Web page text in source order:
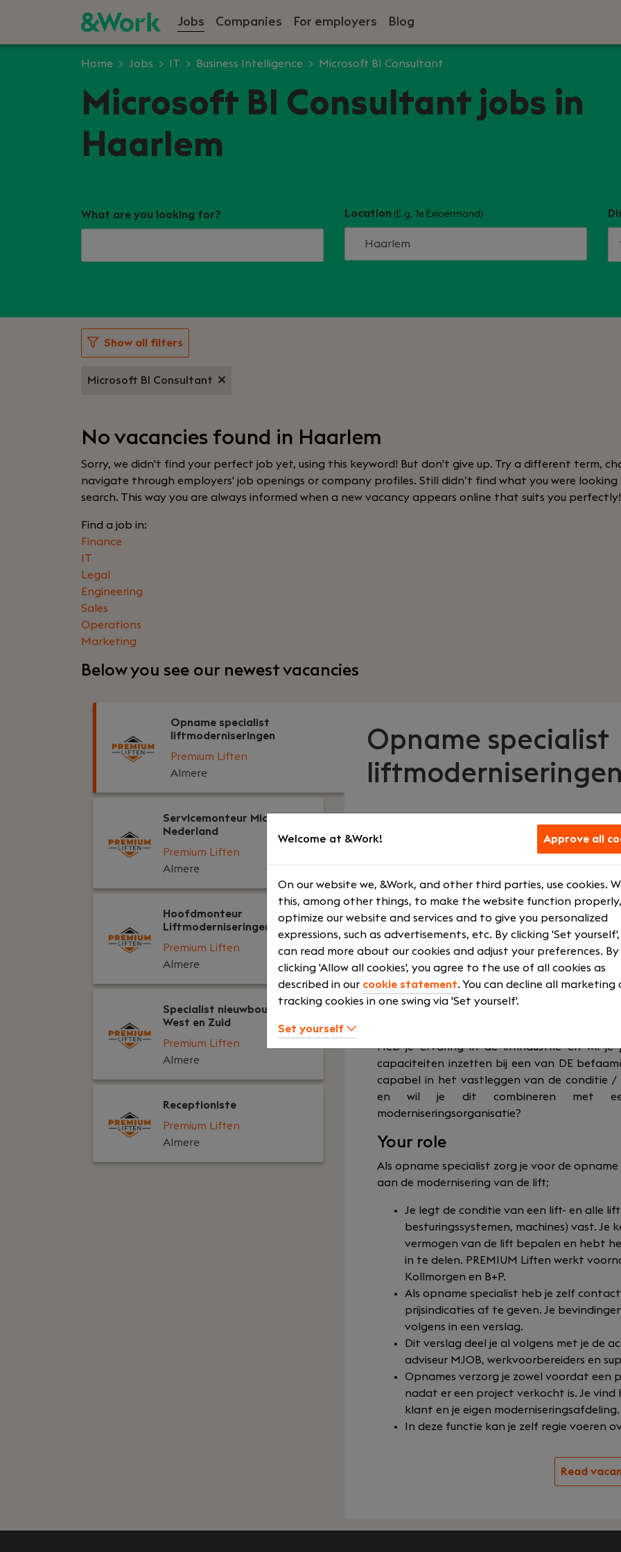
Jobs Companies For employers Blog
Home Jobs IT Business Intelligence Microsoft BI Consultant
Microsoft BI Consultant jobs in
Haarlem
What are you looking for? Location (E.g. 1e Exloërmond)
Show all filters
Microsoft BI Consultant
No vacancies found in Haarlem
Sorry, we didn't find your perfect job yet, using this keyword! But don't give up. Try a different term,
navigate through employers' job openings or company profiles. Still didn’t find what you were
search. This way you are always informed when a new vacancy appears online that suits you perfectly!
Find a job in:
Finance
IT
Legal
Engineering
Sales
Operations
Marketing
Below you see our newest vacancies
Opname specialist
liftmoderniseringen
Premium Liften
Almere
Servicemonteur Midden-
Nederland
Premium Liften
Almere
Hoofdmonteur
Liftmoderniseringen
Premium Liften
Almere
Specialist nieuwbouw regio
West en Zuid
Premium Liften
Almere
Receptioniste
Premium Liften
Almere
Opname specialist
liftmoderniseringen
Your role
Other
EDSEC
Medior
Fulltime
What we
Company car
Courses and
Pension
Travel
Heb je ervaring in de liftindustrie en wil je
capaciteiten inzetten bij een van DE
capabel in het vastleggen van de conditie
en wil je dit combineren met
moderniseringsorganisatie?
Your role
Als opname specialist zorg je voor de
aan de modernisering van de lift;
Je legt de conditie van een lift- en alle
besturingssystemen, machines) vast. Je
vermogen van de lift bepalen en hebt
in te delen. PREMIUM Liften werkt
Kollmorgen en B+P.
Als opname specialist heb je zelf
prijsindicaties af te geven. Je
volgens in een verslag.
Dit verslag deel je al volgens met je de
adviseur MJOB, werkvoorbereiders en
Opnames verzorg je zowel voordat een
nadat er een project verkocht is. Je
klant en je eigen moderniseringsafdeling.
In deze functie kan je zelf regie voeren
Read
Welcome at &Work! Approve all
On our website we, &Work, and other third parties, use cookies.
this, among other things, to make the website function
optimize our website and services and to give you personalized
expressions, such as advertisements, etc. By clicking 'Set
can read more about our cookies and adjust your preferences. By
clicking 'Allow all cookies', you agree to the use of all cookies as
described in our cookie statement. You can decline all marketing
tracking cookies in one swing via 'Set yourself'.
Set yourself